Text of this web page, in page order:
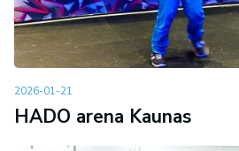
2026-01-21
HADO arena Kaunas